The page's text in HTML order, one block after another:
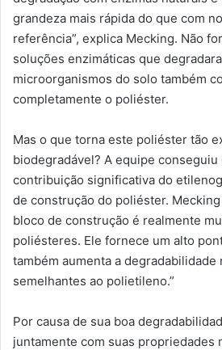
grandeza mais rápida do que com
referência”, explica Mecking. Não
soluções enzimáticas que
microorganismos do solo também
completamente o poliéster.
Mas o que torna este poliéster tão
biodegradável? A equipe
contribuição significativa do
de construção do poliéster. Mecking
bloco de construção é realmente
poliésteres. Ele fornece um alto
também aumenta a degradabilidade
semelhantes ao polietileno.”
Por causa de sua boa
juntamente com suas propriedades